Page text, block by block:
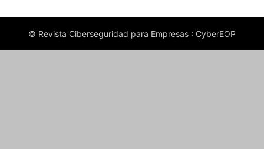
© Revista Ciberseguridad para Empresas : CyberEOP